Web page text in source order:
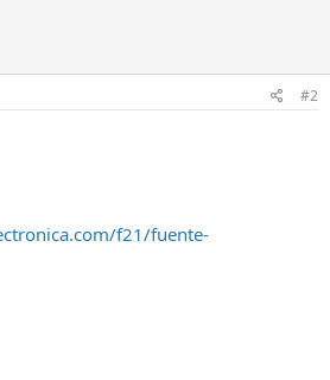
#2
f21/fuente-